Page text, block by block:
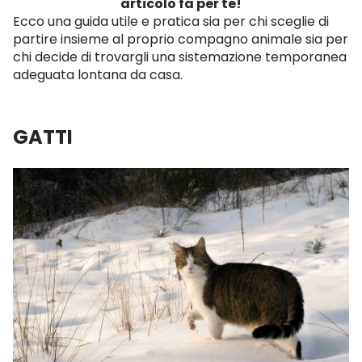
Ecco una guida utile e pratica sia per chi sceglie di
partire insieme al proprio compagno animale sia per
chi decide di trovargli una sistemazione temporanea
adeguata lontana da casa.
GATTI